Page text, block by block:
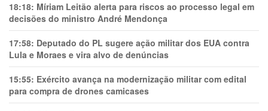
18:18: Míriam Leitão alerta para riscos ao processo legal em
decisões do ministro André Mendonça
17:58: Deputado do PL sugere ação militar dos EUA contra
Lula e Moraes e vira alvo de denúncias
15:55: Exército avança na modernização militar com edital
para compra de drones camicases